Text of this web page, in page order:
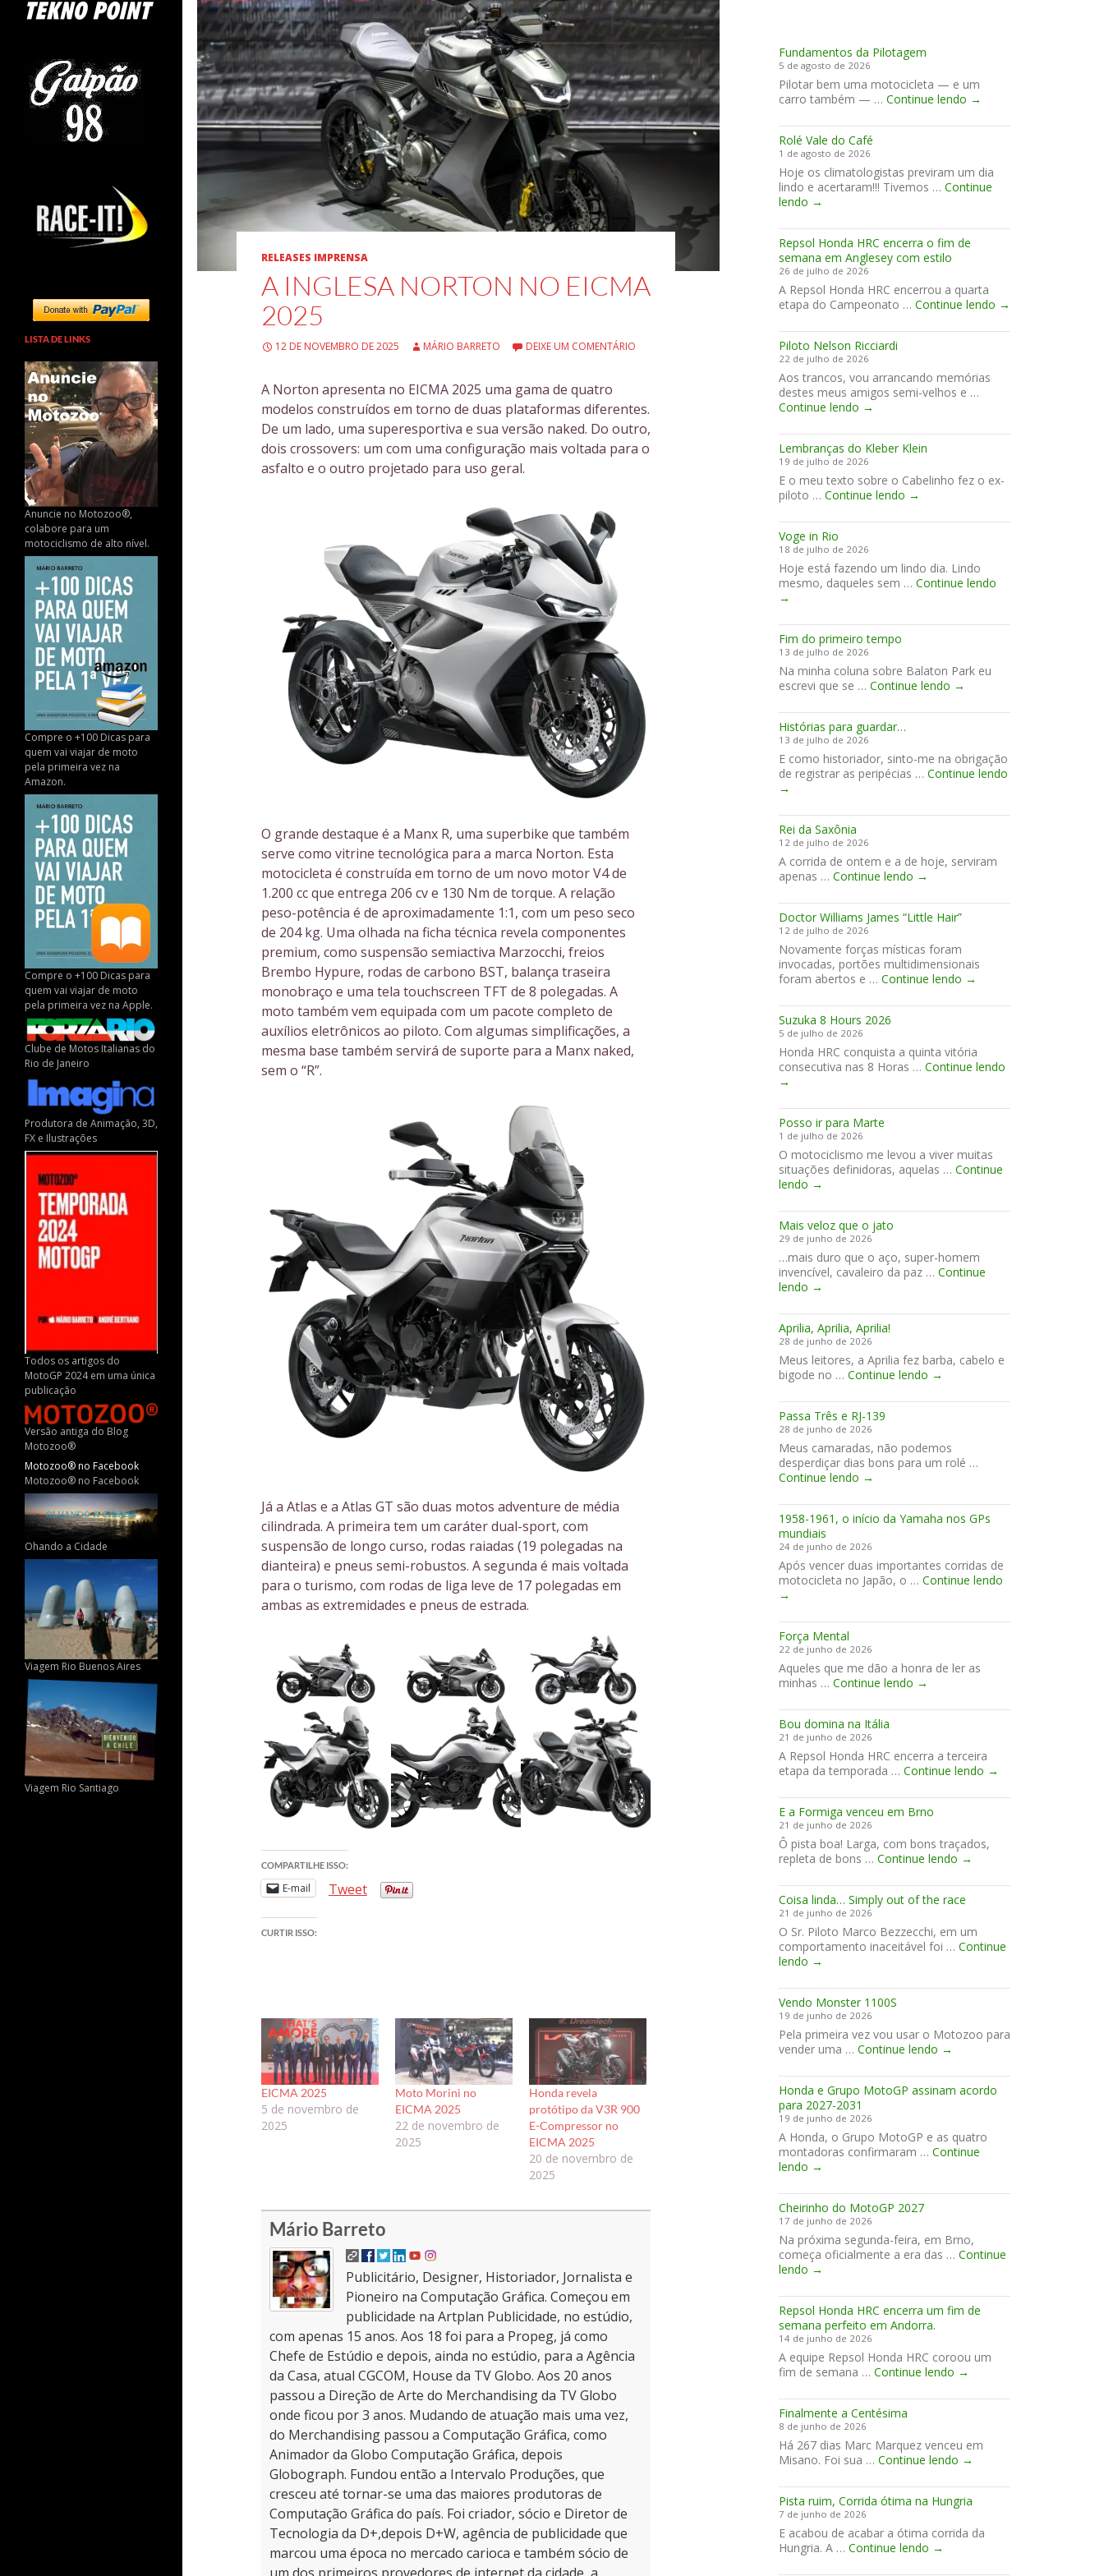
RELEASES IMPRENSA
A INGLESA NORTON NO EICMA
2025
12 DE NOVEMBRO DE 2025 MÁRIO BARRETO DEIXE UM COMENTÁRIO
A Norton apresenta no EICMA 2025 uma gama de quatro
modelos construídos em torno de duas plataformas diferentes.
De um lado, uma superesportiva e sua versão naked. Do outro,
dois crossovers: um com uma configuração mais voltada para o
asfalto e o outro projetado para uso geral.
O grande destaque é a Manx R, uma superbike que também
serve como vitrine tecnológica para a marca Norton. Esta
motocicleta é construída em torno de um novo motor V4 de
1.200 cc que entrega 206 cv e 130 Nm de torque. A relação
peso-potência é de aproximadamente 1:1, com um peso seco
de 204 kg. Uma olhada na ficha técnica revela componentes
premium, como suspensão semiactiva Marzocchi, freios
Brembo Hypure, rodas de carbono BST, balança traseira
monobraço e uma tela touchscreen TFT de 8 polegadas. A
moto também vem equipada com um pacote completo de
auxílios eletrônicos ao piloto. Com algumas simplificações, a
mesma base também servirá de suporte para a Manx naked,
sem o “R”.
Já a Atlas e a Atlas GT são duas motos adventure de média
cilindrada. A primeira tem um caráter dual-sport, com
suspensão de longo curso, rodas raiadas (19 polegadas na
dianteira) e pneus semi-robustos. A segunda é mais voltada
para o turismo, com rodas de liga leve de 17 polegadas em
ambas as extremidades e pneus de estrada.
COMPARTILHE ISSO:
E-mail Tweet
CURTIR ISSO:
EICMA 2025
5 de novembro de
2025
Moto Morini no
EICMA 2025
22 de novembro de
2025
Honda revela
protótipo da V3R 900
E-Compressor no
EICMA 2025
20 de novembro de
2025
Mário Barreto
Publicitário, Designer, Historiador, Jornalista e
Pioneiro na Computação Gráfica. Começou em
publicidade na Artplan Publicidade, no estúdio,
com apenas 15 anos. Aos 18 foi para a Propeg, já como
Chefe de Estúdio e depois, ainda no estúdio, para a Agência
da Casa, atual CGCOM, House da TV Globo. Aos 20 anos
passou a Direção de Arte do Merchandising da TV Globo
onde ficou por 3 anos. Mudando de atuação mais uma vez,
do Merchandising passou a Computação Gráfica, como
Animador da Globo Computação Gráfica, depois
Globograph. Fundou então a Intervalo Produções, que
cresceu até tornar-se uma das maiores produtoras de
Computação Gráfica do país. Foi criador, sócio e Diretor de
Tecnologia da D+,depois D+W, agência de publicidade que
marcou uma época no mercado carioca e também sócio de
Fundamentos da Pilotagem
5 de agosto de 2026
Pilotar bem uma motocicleta — e um
carro também — … Continue lendo Fundamentos
Pilotagem
→
Rolé Vale do Café
1 de agosto de 2026
Hoje os climatologistas previram um dia
lindo e acertaram!!! Tivemos … Continue
lendo Rolé
do
Café
→
Repsol Honda HRC encerra o fim de
semana em Anglesey com estilo
26 de julho de 2026
A Repsol Honda HRC encerrou a quarta
etapa do Campeonato … Continue lendo Repsol
HRC
Anglesey
→
Piloto Nelson Ricciardi
22 de julho de 2026
Aos trancos, vou arrancando memórias
destes meus amigos semi-velhos e …
Continue lendo Piloto
Ricciardi
→
Lembranças do Kleber Klein
19 de julho de 2026
E o meu texto sobre o Cabelinho fez o ex-
piloto … Continue lendo Lembranças
Kleber
→
Voge in Rio
18 de julho de 2026
Hoje está fazendo um lindo dia. Lindo
mesmo, daqueles sem … Continue lendo
→
Fim do primeiro tempo
13 de julho de 2026
Na minha coluna sobre Balaton Park eu
escrevi que se … Continue lendo Fim
primeiro
→
Histórias para guardar…
13 de julho de 2026
E como historiador, sinto-me na obrigação
de registrar as peripécias … Continue lendo
Histórias
guardar…
→
Rei da Saxônia
12 de julho de 2026
A corrida de ontem e a de hoje, serviram
apenas … Continue lendo Rei
Saxônia
→
Doctor Williams James “Little Hair”
12 de julho de 2026
Novamente forças místicas foram
invocadas, portões multidimensionais
foram abertos e … Continue lendo Doctor
James
→
Suzuka 8 Hours 2026
5 de julho de 2026
Honda HRC conquista a quinta vitória
consecutiva nas 8 Horas … Continue lendo
2026
→
Posso ir para Marte
1 de julho de 2026
O motociclismo me levou a viver muitas
situações definidoras, aquelas … Continue
lendo Posso
para
Marte
→
Mais veloz que o jato
29 de junho de 2026
…mais duro que o aço, super-homem
invencível, cavaleiro da paz … Continue
lendo Mais
que
o
jato
→
Aprilia, Aprilia, Aprilia!
28 de junho de 2026
Meus leitores, a Aprilia fez barba, cabelo e
bigode no … Continue lendo Aprilia,
Aprilia!
→
Passa Três e RJ-139
28 de junho de 2026
Meus camaradas, não podemos
desperdiçar dias bons para um rolé …
Continue lendo Passa
e
RJ-
→
1958-1961, o início da Yamaha nos GPs
mundiais
24 de junho de 2026
Após vencer duas importantes corridas de
motocicleta no Japão, o … Continue lendo
início
→
Força Mental
22 de junho de 2026
Aqueles que me dão a honra de ler as
minhas … Continue lendo Força
→
Bou domina na Itália
21 de junho de 2026
A Repsol Honda HRC encerra a terceira
etapa da temporada … Continue lendo Bou
na
→
E a Formiga venceu em Brno
21 de junho de 2026
Ô pista boa! Larga, com bons traçados,
repleta de bons … Continue lendo E
Formiga
venceu
Brno
→
Coisa linda… Simply out of the race
21 de junho de 2026
O Sr. Piloto Marco Bezzecchi, em um
comportamento inaceitável foi … Continue
lendo Coisa
Simply
out
of
the
race
→
Vendo Monster 1100S
19 de junho de 2026
Pela primeira vez vou usar o Motozoo para
vender uma … Continue lendo Vendo
1100S
→
Honda e Grupo MotoGP assinam acordo
para 2027-2031
19 de junho de 2026
A Honda, o Grupo MotoGP e as quatro
montadoras confirmaram … Continue
lendo Honda
Grupo
MotoGP
assinam
acordo
para
2027-
→
Cheirinho do MotoGP 2027
17 de junho de 2026
Na próxima segunda-feira, em Brno,
começa oficialmente a era das … Continue
lendo Cheirinho
MotoGP
2027
→
Repsol Honda HRC encerra um fim de
semana perfeito em Andorra.
14 de junho de 2026
A equipe Repsol Honda HRC coroou um
fim de semana … Continue lendo Repsol
HRC
fim
de
perfeito
em
→
Finalmente a Centésima
8 de junho de 2026
Há 267 dias Marc Marquez venceu em
Misano. Foi sua … Continue lendo Finalmente
Centésima
→
Pista ruim, Corrida ótima na Hungria
7 de junho de 2026
E acabou de acabar a ótima corrida da
Hungria. A … Continue lendo Pista
→
LISTA DE LINKS
Anuncie no Motozoo®,
colabore para um
motociclismo de alto nível.
Compre o +100 Dicas para
quem vai viajar de moto
pela primeira vez na
Amazon.
Compre o +100 Dicas para
quem vai viajar de moto
pela primeira vez na Apple.
Clube de Motos Italianas do
Rio de Janeiro
Produtora de Animação, 3D,
FX e Ilustrações
Todos os artigos do
MotoGP 2024 em uma única
publicação
Versão antiga do Blog
Motozoo®
Motozoo® no Facebook
Motozoo® no Facebook
Ohando a Cidade
Viagem Rio Buenos Aires
Viagem Rio Santiago